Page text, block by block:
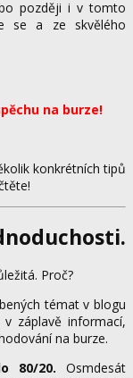
později i v tomto
se a ze skvělého
na burze!
konkrétních tipů
Proč?
témat v blogu
záplavě informací,
na burze.
80/20. Osmdesát